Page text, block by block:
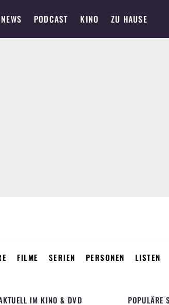
NEWS PODCAST KINO ZU HAUSE
FILME SERIEN PERSONEN LISTEN
IM KINO & DVD POPULÄRE